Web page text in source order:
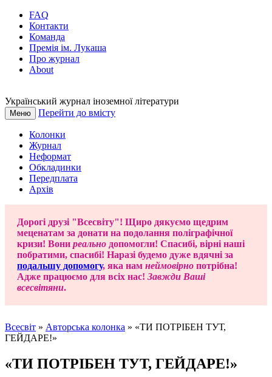
FAQ
Контакти
Команда
Премія ім. Лукаша
Про журнал
About
Український журнал іноземної літератури
Меню Перейти до вмісту
Колонки
Журнал
Неформат
Обкладинки
Передплата
Архів
Дорогі друзі "Всесвіту"! Щиро дякуємо щедрим
меценатам за донати на подолання поліграфічної
кризи! Вони реально допомогли! Спасибі, вірні наші
побратими, спасибі! Наразі будемо дуже вдячні за
подальшу допомогу, яка нам неймовірно потрібна!
Адже працюємо для всіх нас! Завжди Ваші
всесвітяни.
Всесвіт » Авторська колонка » «ТИ ПОТРІБЕН ТУТ,
ГЕЙДАРЕ!»
«ТИ ПОТРІБЕН ТУТ, ГЕЙДАРЕ!»